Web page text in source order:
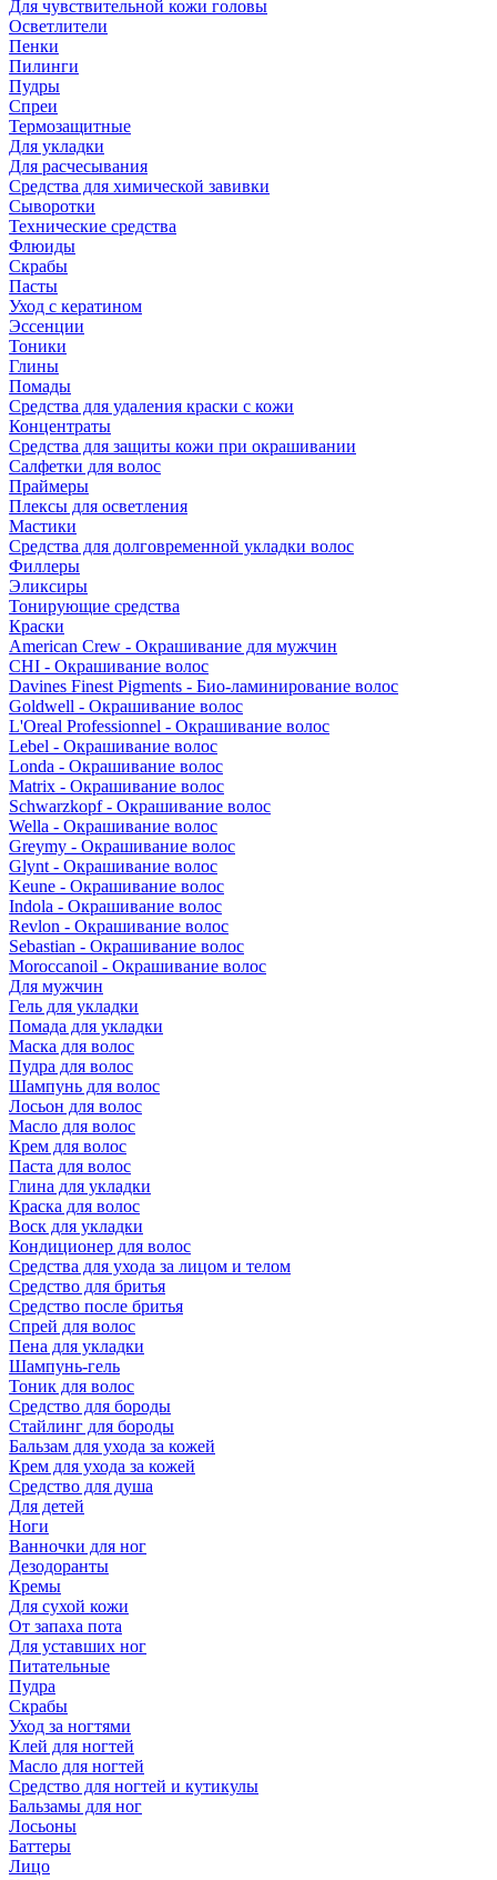
Для чувствительной кожи головы
Осветлители
Пенки
Пилинги
Пудры
Спреи
Термозащитные
Для укладки
Для расчесывания
Средства для химической завивки
Сыворотки
Технические средства
Флюиды
Скрабы
Пасты
Уход с кератином
Эссенции
Тоники
Глины
Помады
Средства для удаления краски с кожи
Концентраты
Средства для защиты кожи при окрашивании
Салфетки для волос
Праймеры
Плексы для осветления
Мастики
Средства для долговременной укладки волос
Филлеры
Эликсиры
Тонирующие средства
Краски
American Crew - Окрашивание для мужчин
CHI - Окрашивание волос
Davines Finest Pigments - Био-ламинирование волос
Goldwell - Окрашивание волос
L'Oreal Professionnel - Окрашивание волос
Lebel - Окрашивание волос
Londa - Окрашивание волос
Matrix - Окрашивание волос
Schwarzkopf - Окрашивание волос
Wella - Окрашивание волос
Greymy - Окрашивание волос
Glynt - Окрашивание волос
Keune - Окрашивание волос
Indola - Окрашивание волос
Revlon - Окрашивание волос
Sebastian - Окрашивание волос
Moroccanoil - Окрашивание волос
Для мужчин
Гель для укладки
Помада для укладки
Маска для волос
Пудра для волос
Шампунь для волос
Лосьон для волос
Масло для волос
Крем для волос
Паста для волос
Глина для укладки
Краска для волос
Воск для укладки
Кондиционер для волос
Средства для ухода за лицом и телом
Средство для бритья
Средство после бритья
Спрей для волос
Пена для укладки
Шампунь-гель
Тоник для волос
Средство для бороды
Стайлинг для бороды
Бальзам для ухода за кожей
Крем для ухода за кожей
Средство для душа
Для детей
Ноги
Ванночки для ног
Дезодоранты
Кремы
Для сухой кожи
От запаха пота
Для уставших ног
Питательные
Пудра
Скрабы
Уход за ногтями
Клей для ногтей
Масло для ногтей
Средство для ногтей и кутикулы
Бальзамы для ног
Лосьоны
Баттеры
Лицо